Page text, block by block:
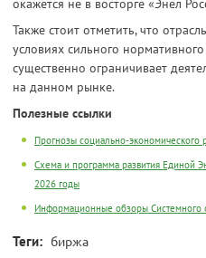
окажется не в восторге «Энел
Также стоит отметить, что
условиях сильного
существенно ограничивает
на данном рынке.
Полезные ссылки
Прогнозы социально-экономического
Схема и программа развития Единой
2026 годы
Информационные обзоры Системного
Теги: биржа